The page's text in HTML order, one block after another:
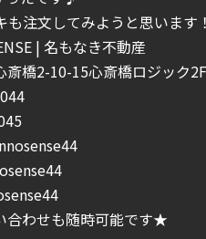
も注文してみようと思います
| 名もなき不動産
斎橋2-10-15心斎橋ロジック
合わせも随時可能です★